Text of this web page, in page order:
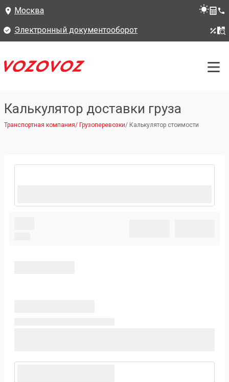
Москва
Электронный документооборот
Калькулятор доставки груза
Транспортная компания/ Грузоперевозки/ Калькулятор стоимости